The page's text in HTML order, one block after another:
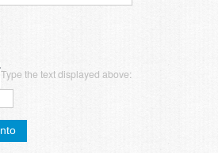
Type the text displayed above: